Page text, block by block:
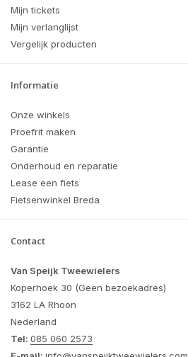
Mijn tickets
Mijn verlanglijst
Vergelijk producten
Informatie
Onze winkels
Proefrit maken
Garantie
Onderhoud en reparatie
Lease een fiets
Fietsenwinkel Breda
Contact
Van Speijk Tweewielers
Koperhoek 30 (Geen bezoekadres)
3162 LA Rhoon
Nederland
Tel: 085 060 2573